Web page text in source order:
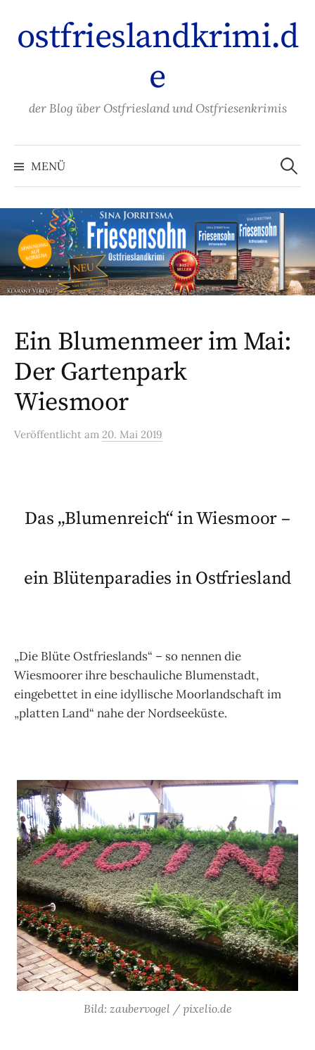
Inhalt
überspringen
ostfrieslandkrimi.d
e
der Blog über Ostfriesland und Ostfriesenkrimis
MENÜ
Suchen
nach:
Ein Blumenmeer im Mai:
Der Gartenpark
Wiesmoor
Veröffentlicht am 20. Mai 2019
Das „Blumenreich“ in Wiesmoor –
ein Blütenparadies in Ostfriesland
„Die Blüte Ostfrieslands“ – so nennen die
Wiesmoorer ihre beschauliche Blumenstadt,
eingebettet in eine idyllische Moorlandschaft im
„platten Land“ nahe der Nordseeküste.
Bild: zaubervogel / pixelio.de